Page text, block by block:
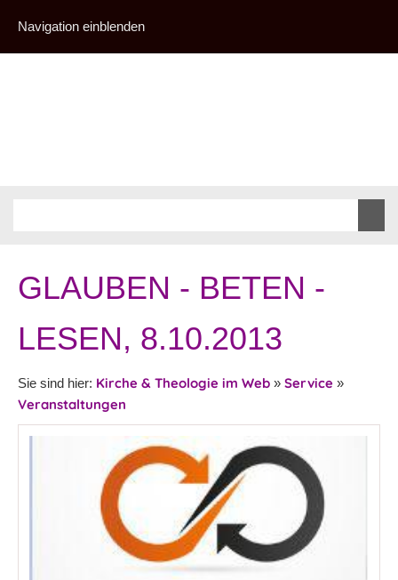
Navigation einblenden
GLAUBEN - BETEN -
LESEN, 8.10.2013
Sie sind hier: Kirche & Theologie im Web » Service »
Veranstaltungen